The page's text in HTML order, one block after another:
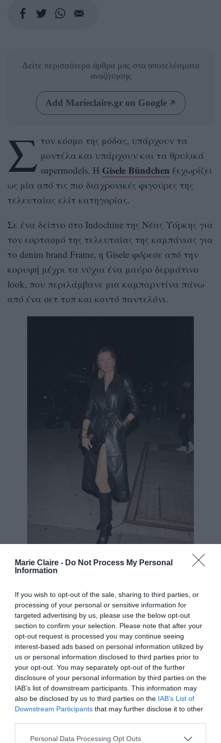
Marie Claire - Do Not Process My Personal
Information
If you wish to opt-out of the sale, sharing to third parties, or
processing of your personal or sensitive information for
targeted advertising by us, please use the below opt-out
section to confirm your selection. Please note that after your
opt-out request is processed you may continue seeing
interest-based ads based on personal information utilized by
us or personal information disclosed to third parties prior to
your opt-out. You may separately opt-out of the further
disclosure of your personal information by third parties on the
IAB’s list of downstream participants. This information may
also be disclosed by us to third parties on the IAB’s List of
Downstream Participants that may further disclose it to other
Personal Data Processing Opt Outs
Δείτε περισσότερα άρθρα μας στα αποτελέσματα
αναζήτησης
Add Marieclaire.gr on Google
Σ τον κόσμο της μόδας, υπάρχουν τα
μοντέλα και υπάρχουν και τα θρυλικά
supermodels. Η Gisele Bündchen ξεχωρίζει
ως μία από τις πιο διαχρονικές φιγούρες της
τελευταίας ελίτ κατηγορίας.
Σε ένα δείπνο στο Indochine της Νέας Υόρκης για
τον εορτασμό της τελευταίας της καμπάνιας για
το denim brand Frame, η Gisele φόρεσε από την
κορυφή μέχρι τα νύχια ένα μαύρο δερμάτινο
look, που περιλάμβανε μια καμπαρντίνα πάνω
από ένα σετ τοπ και κοντό παντελόνι.
Το σύνολο τονίστηκε από μια statement clutch
τσάντα και κομψές μπότες μέχρι το γόνατο με
τακούνια στιλέτο. Για να αντισταθμίσει τους
σκούρους τόνους της εμφάνισής της, η Gisele
επέλεξε χρυσά κοσμήματα,
συμπεριλαμβανομένων μιας σειράς από
βραχιόλια και στα δύο χέρια και σκουλαρίκια
με κρίκους.